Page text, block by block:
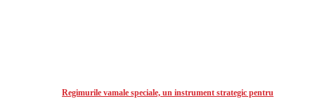
Regimurile vamale speciale, un instrument strategic pentru